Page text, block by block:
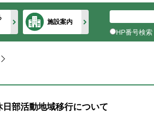
施設案内
HP番号検索
部活動地域移行について